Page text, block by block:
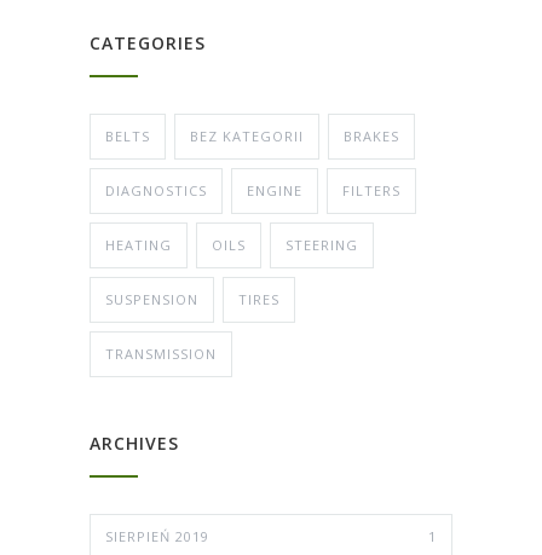
CATEGORIES
BELTS BEZ KATEGORII BRAKES
DIAGNOSTICS ENGINE FILTERS
HEATING OILS STEERING
SUSPENSION TIRES
TRANSMISSION
ARCHIVES
SIERPIEŃ 2019 1